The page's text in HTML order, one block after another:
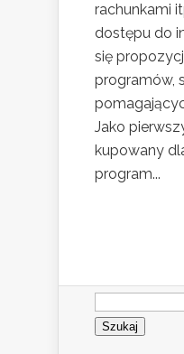
rachunkami
dostępu do
się
programów,
Jako
kupowany
program...
Szukaj: